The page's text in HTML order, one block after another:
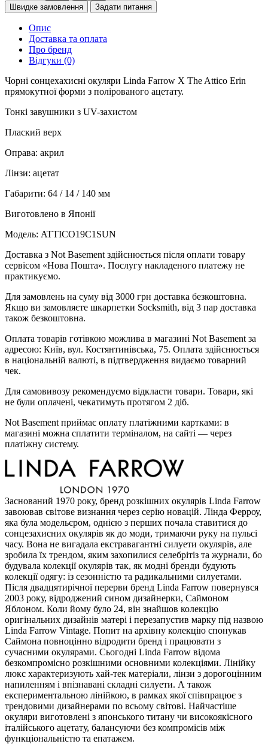
Швидке замовлення
Задати питання
Опис
Доставка та оплата
Про бренд
Відгуки (0)
Чорні сонцехахисні окуляри Linda Farrow X The Attico Erin
прямокутної форми з полірованого ацетату.
Тонкі завушники з UV-захистом
Плаский верх
Оправа: акрил
Лінзи: ацетат
Габарити: 64 / 14 / 140 мм
Виготовлено в Японії
Модель: ATTICO19C1SUN
Доставка з Not Basement здійснюється після оплати товару
сервісом «Нова Пошта». Послугу накладеного платежу не
практикуємо.
Для замовлень на суму від 3000 грн доставка безкоштовна.
Якщо ви замовляєте шкарпетки Socksmith, від 3 пар доставка
також безкоштовна.
Оплата товарів готівкою можлива в магазині Not Basement за
адресою: Київ, вул. Костянтинівська, 75. Оплата здійснюється
в національній валюті, в підтвердження видаємо товарний
чек.
Для самовивозу рекомендуємо відкласти товари. Товари, які
не були оплачені, чекатимуть протягом 2 діб.
Not Basement приймає оплату платіжними картками: в
магазині можна сплатити терміналом, на сайті — через
платіжну систему.
Заснований 1970 року, бренд розкішних окулярів Linda Farrow
завоював світове визнання через серію новацій. Лінда Ферроу,
яка була модельєром, однією з перших почала ставитися до
сонцезахисних окулярів як до моди, тримаючи руку на пульсі
часу. Вона не вигадала екстравагантні силуети окулярів, але
зробила їх трендом, яким захопилися селебрітіз та журнали, бо
будувала колекції окулярів так, як модні бренди будують
колекції одягу: із сезонністю та радикальними силуетами.
Після двадцятирічної перерви бренд Linda Farrow повернувся
2003 року, відроджений сином дизайнерки, Саймоном
Яблоном. Коли йому було 24, він знайшов колекцію
оригінальних дизайнів матері і перезапустив марку під назвою
Linda Farrow Vintage. Попит на архівну колекцію спонукав
Саймона повноцінно відродити бренд і працювати з
сучасними окулярами. Сьогодні Linda Farrow відома
безкомпромісно розкішними основними колекціями. Лінійку
люкс характеризують хай-тек матеріали, лінзи з дорогоцінним
напиленням і впізнавані складні силуети. А також
експериментальною лінійкою, в рамках якої співпрацює з
трендовими дизайнерами по всьому світові. Найчастіше
окуляри виготовлені з японського титану чи високоякісного
італійського ацетату, балансуючи без компромісів між
функціональністю та епатажем.